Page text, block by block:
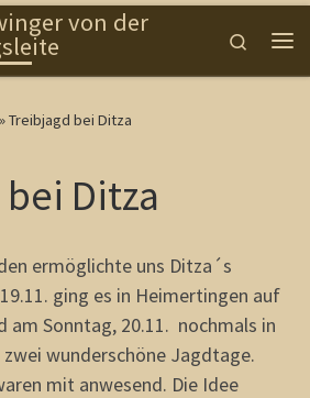
von der
Search
»Treibjagd bei Ditza
Ditza
ermöglichte uns Ditza´s
ging es in Heimertingen auf
am Sonntag, 20.11. nochmals in
wunderschöne Jagdtage.
mit anwesend. Die Idee